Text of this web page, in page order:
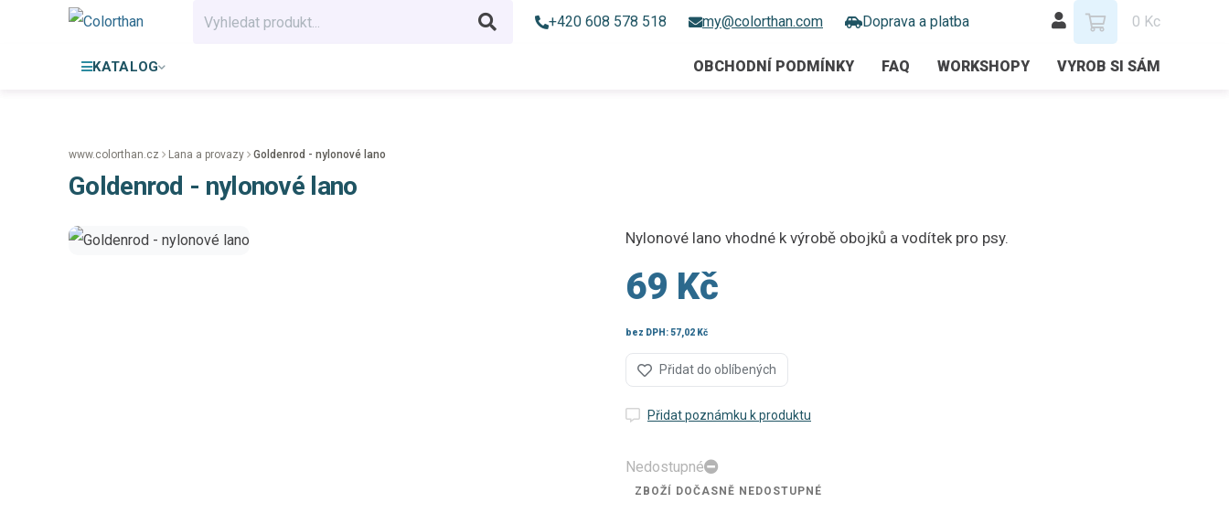
+420 608 578 518 my@colorthan.com Doprava a platba 0 Kc
KATALOG OBCHODNÍ PODMÍNKY FAQ WORKSHOPY VYROB SI SÁM
www.colorthan.cz Lana a provazy Goldenrod - nylonové lano
Goldenrod - nylonové lano
Nylonové lano vhodné k výrobě obojků a vodítek pro psy.
69 Kč
bez DPH:57,02 Kč
Přidat do oblíbených
Přidat poznámku k produktu
Nedostupné
ZBOŽÍ DOČASNĚ NEDOSTUPNÉ